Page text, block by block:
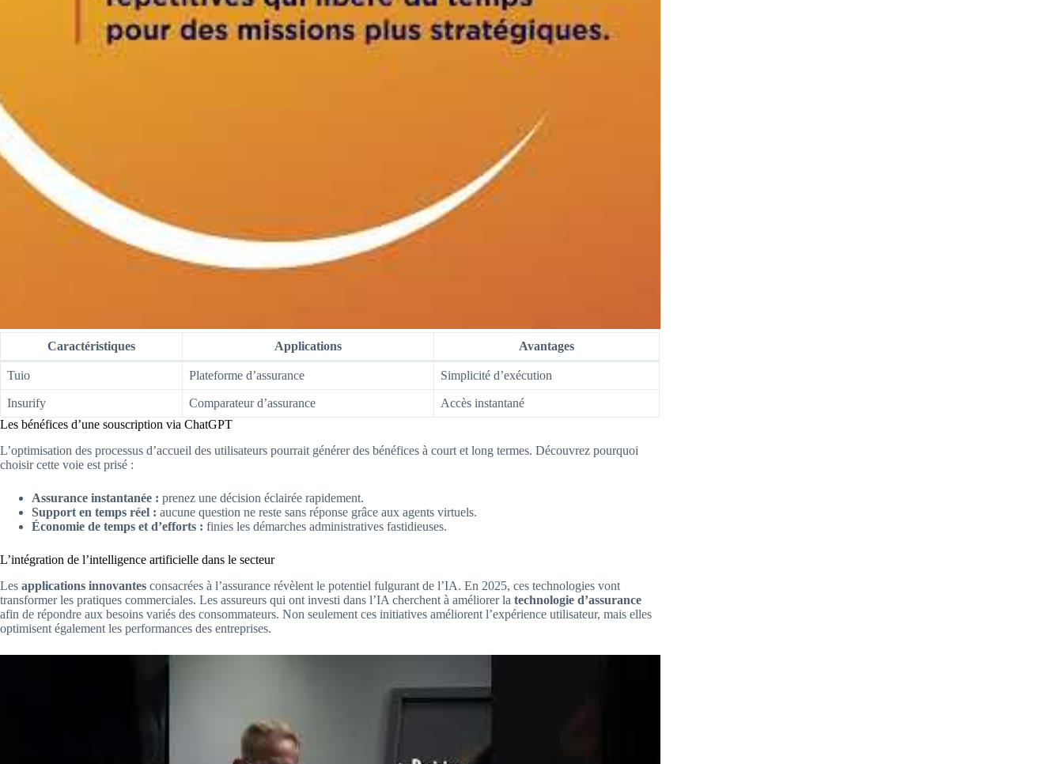
Caractéristiques Applications Avantages
Tuio Plateforme d’assurance Simplicité d’exécution
Insurify Comparateur d’assurance
Accès instantané
Les bénéfices d’une souscription via ChatGPT
L’optimisation des processus d’accueil des utilisateurs pourrait générer des bénéfices à court et long termes. Découvrez pourquoi
choisir cette voie est prisé :
Assurance instantanée : prenez une décision éclairée rapidement.
Support en temps réel : aucune question ne reste sans réponse grâce aux agents virtuels.
Économie de temps et d’efforts : finies les démarches administratives fastidieuses.
L’intégration de l’intelligence artificielle dans le secteur
Les applications innovantes consacrées à l’assurance révèlent le potentiel fulgurant de l’IA. En 2025, ces technologies vont
transformer les pratiques commerciales. Les assureurs qui ont investi dans l’IA cherchent à améliorer la technologie d’assurance
afin de répondre aux besoins variés des consommateurs. Non seulement ces initiatives améliorent l’expérience utilisateur, mais elles
optimisent également les performances des entreprises.